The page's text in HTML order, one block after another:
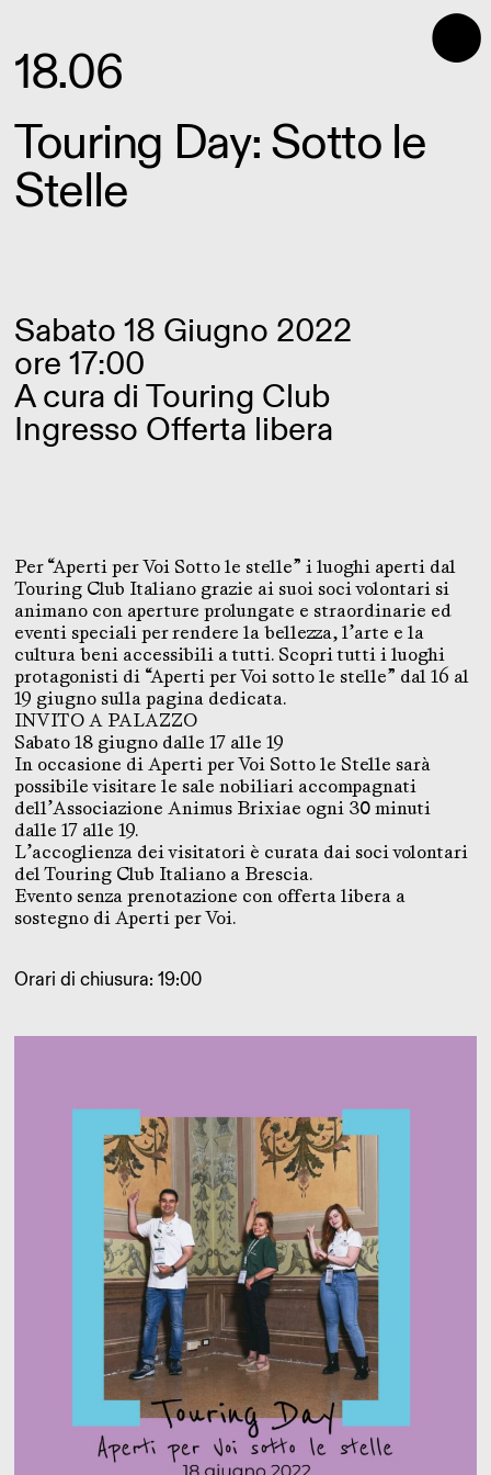
⬤
18.06
Touring Day: Sotto le
Stelle
Sabato 18 Giugno 2022
ore 17:00
A cura di Touring Club
Ingresso Offerta libera
Per “Aperti per Voi Sotto le stelle” i luoghi aperti dal
Touring Club Italiano grazie ai suoi soci volontari si
animano con aperture prolungate e straordinarie ed
eventi speciali per rendere la bellezza, l’arte e la
cultura beni accessibili a tutti.​ Scopri tutti i luoghi
protagonisti di “Aperti per Voi sotto le stelle” dal 16 al
19 giugno sulla pagina dedicata.
INVITO A PALAZZO
Sabato 18 giugno dalle 17 alle 19
In occasione di Aperti per Voi Sotto le Stelle sarà
possibile visitare le sale nobiliari accompagnati
dell’Associazione Animus Brixiae ogni 30 minuti
dalle 17 alle 19.
L’accoglienza dei visitatori è curata dai soci volontari
del Touring Club Italiano a Brescia.
Evento senza prenotazione con offerta libera a
sostegno di Aperti per Voi.
Orari di chiusura: 19:00